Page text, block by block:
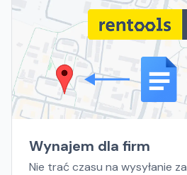
Wynajem dla firm
Nie trać czasu na wysyłanie